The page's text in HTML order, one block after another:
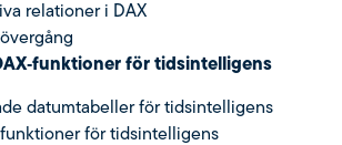
relationer i DAX
för tidsintelligens
datumtabeller för tidsintelligens
för tidsintelligens